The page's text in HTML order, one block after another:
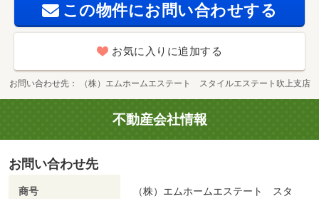
この物件にお問い合わせする
お気に入りに追加する
お問い合わせ先 （株）エムホームエステート スタイルエステート吹上支店
不動産会社情報
お問い合わせ先
商号
（株）エムホームエステート スタ